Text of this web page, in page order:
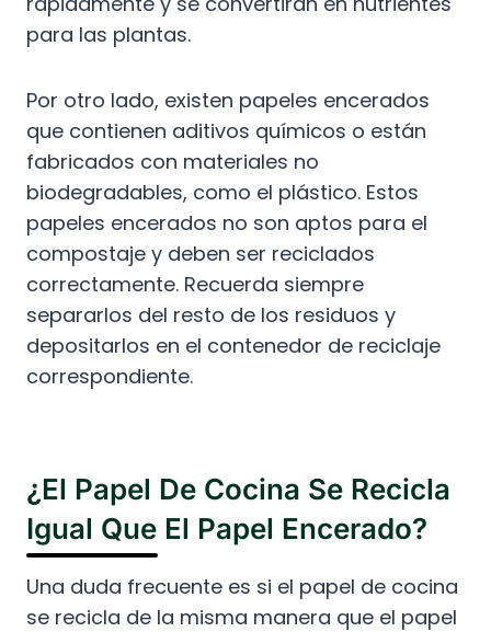
para las plantas.
Por otro lado, existen papeles encerados
que contienen aditivos químicos o están
fabricados con materiales no
biodegradables, como el plástico. Estos
papeles encerados no son aptos para el
compostaje y deben ser reciclados
correctamente. Recuerda siempre
separarlos del resto de los residuos y
depositarlos en el contenedor de reciclaje
correspondiente.
¿El Papel De Cocina Se Recicla
Igual Que El Papel Encerado?
Una duda frecuente es si el papel de cocina
se recicla de la misma manera que el papel